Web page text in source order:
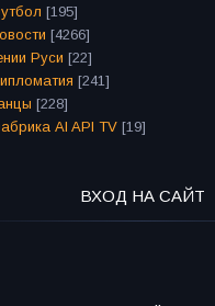
[195]
[4266]
Руси [22]
[241]
[228]
AI API TV [19]
ВХОД НА САЙТ